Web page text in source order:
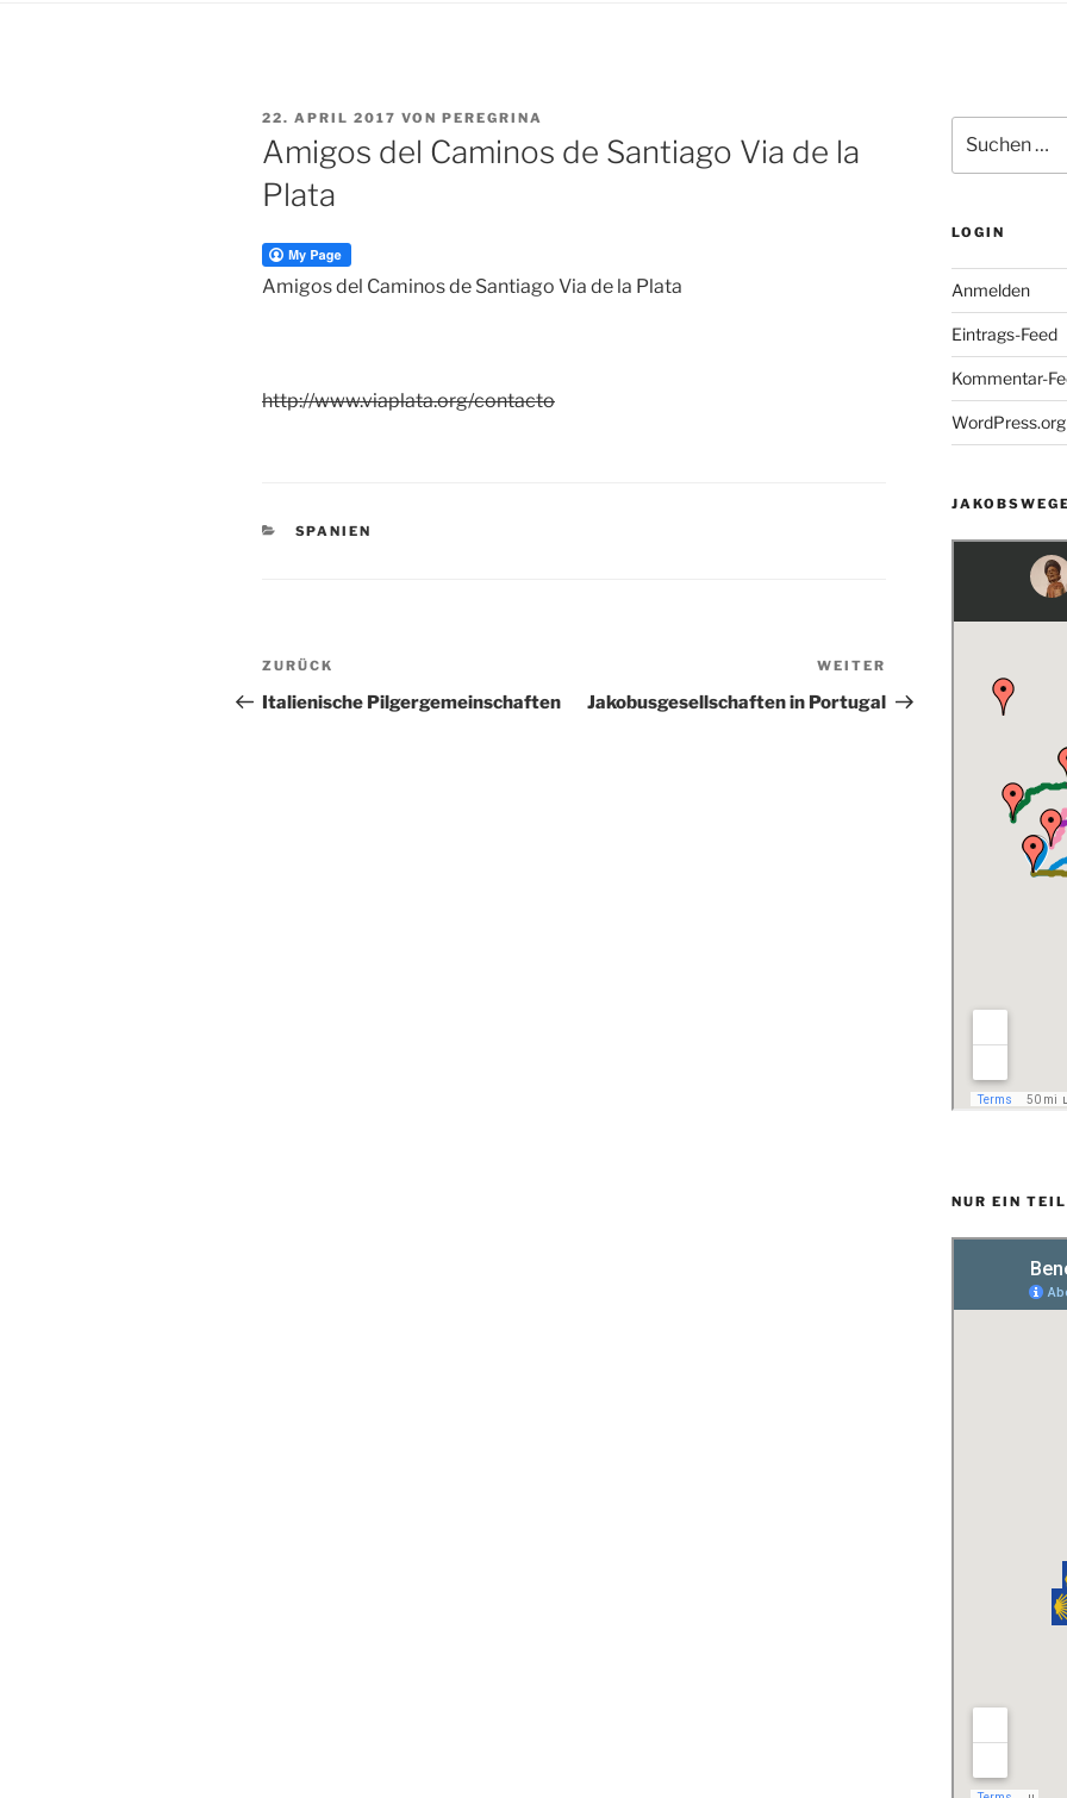
VERÖFFENTLICHT
AM
22. APRIL 2017 VON PEREGRINA
Amigos del Caminos de Santiago Via de la
Plata
Amigos del Caminos de Santiago Via de la Plata
http://www.viaplata.org/contacto
KATEGORIEN
SPANIEN
Beitragsnavigation
Vorheriger
Beitrag
ZURÜCK
Italienische Pilgergemeinschaften
Beitrag
WEITER
Jakobusgesellschaften in Portugal
nach:
LOGIN
Anmelden
Eintrags-Feed
Kommentar-
WordPress.org
NUR EIN